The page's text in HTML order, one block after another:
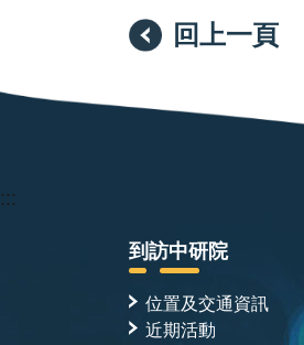
回上一頁
:::
到訪中研院
位置及交通資訊
近期活動